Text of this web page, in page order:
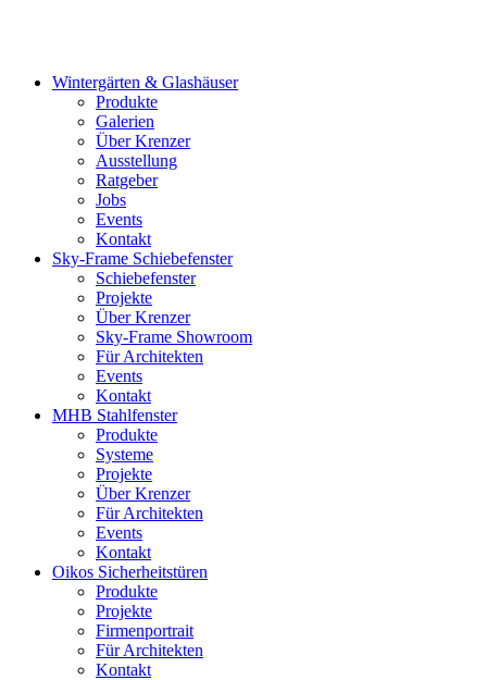
Wintergärten & Glashäuser
Produkte
Galerien
Über Krenzer
Ausstellung
Ratgeber
Jobs
Events
Kontakt
Sky-Frame Schiebefenster
Schiebefenster
Projekte
Über Krenzer
Sky-Frame Showroom
Für Architekten
Events
Kontakt
MHB Stahlfenster
Produkte
Systeme
Projekte
Über Krenzer
Für Architekten
Events
Kontakt
Oikos Sicherheitstüren
Produkte
Projekte
Firmenportrait
Für Architekten
Kontakt